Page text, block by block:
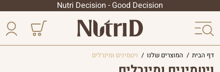
Nutri Decision - Good Decision
דף הבית / המוצרים שלנו / ויטמינים ומינרלים